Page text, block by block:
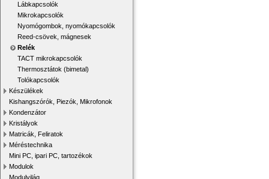
Lábkapcsolók
Mikrokapcsolók
Nyomógombok, nyomókapcsolók
Reed-csövek, mágnesek
Relék
TACT mikrokapcsolók
Thermosztátok (bimetal)
Tolókapcsolók
Készülékek
Kishangszórók, Piezók, Mikrofonok
Kondenzátor
Kristályok
Matricák, Feliratok
Méréstechnika
Mini PC, ipari PC, tartozékok
Modulok
Modulvilág